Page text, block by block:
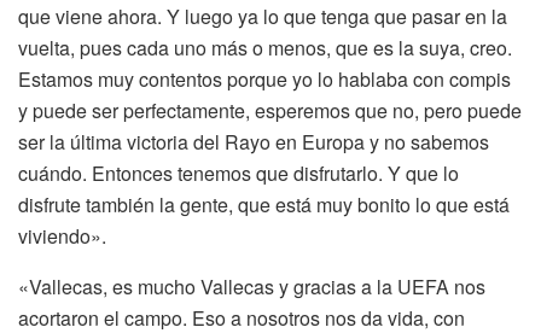
que viene ahora. Y luego ya lo que tenga que pasar en la
vuelta, pues cada uno más o menos, que es la suya, creo.
Estamos muy contentos porque yo lo hablaba con compis
y puede ser perfectamente, esperemos que no, pero puede
ser la última victoria del Rayo en Europay no sabemos
cuándo. Entonces tenemos que disfrutarlo. Y que lo
disfrute también la gente, que está muy bonito lo que está
viviendo».
«Vallecas, es mucho Vallecas y gracias a la UEFA nos
acortaron el campo. Eso a nosotros nos da vida, con